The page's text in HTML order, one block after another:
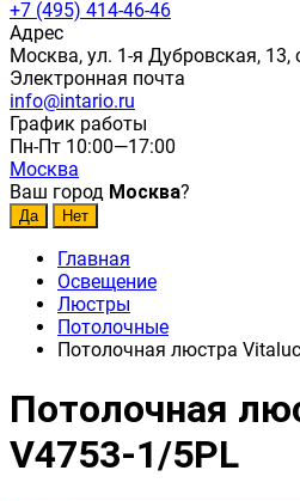
+7 (495) 414-46-46
Адрес
Москва, ул. 1-я Дубровская, 13,
Электронная почта
info@intario.ru
График работы
Пн-Пт 10:00—17:00
Москва
Ваш город Москва?
Главная
Освещение
Люстры
Потолочные
Потолочная люстра
Потолочная
V4753-1/5PL